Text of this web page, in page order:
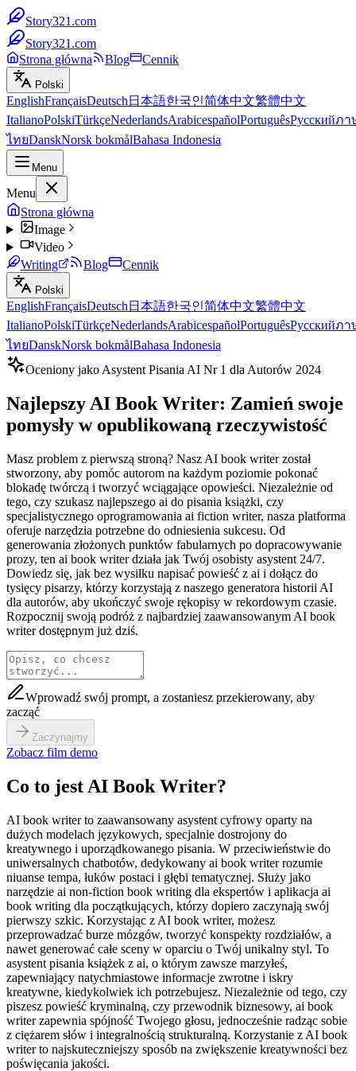
Story321.com
Story321.com
Strona główna
Blog Cennik
Polski
EnglishFrançaisDeutsch 日本語한국인简体中文繁體中文
ItalianoPolskiTürkçeNederlandsArabicespañolPortuguêsРусскийภา
ไทยDanskNorsk bokmålBahasa Indonesia
Menu
Menu
Strona główna
Image
Video
Writing
Blog Cennik
Polski
EnglishFrançaisDeutsch 日本語한국인简体中文繁體中文
ItalianoPolskiTürkçeNederlandsArabicespañolPortuguêsРусскийภา
ไทยDanskNorsk bokmålBahasa Indonesia
Oceniony jako Asystent Pisania AI Nr 1 dla Autorów 2024
Najlepszy AI Book Writer: Zamień swoje
pomysły w opublikowaną rzeczywistość
Masz problem z pierwszą stroną? Nasz AI book writer został
stworzony, aby pomóc autorom na każdym poziomie pokonać
blokadę twórczą i tworzyć wciągające opowieści. Niezależnie od
tego, czy szukasz najlepszego ai do pisania książki, czy
specjalistycznego oprogramowania ai fiction writer, nasza platforma
oferuje narzędzia potrzebne do odniesienia sukcesu. Od
generowania złożonych punktów fabularnych po dopracowywanie
prozy, ten ai book writer działa jak Twój osobisty asystent 24/7.
Dowiedz się, jak bez wysiłku napisać powieść z ai i dołącz do
tysięcy pisarzy, którzy korzystają z naszego generatora historii AI
dla autorów, aby ukończyć swoje rękopisy w rekordowym czasie.
Rozpocznij swoją podróż z najbardziej zaawansowanym AI book
writer dostępnym już dziś.
Wprowadź swój prompt, a zostaniesz przekierowany, aby
zacząć
Zaczynajmy
Zobacz film demo
Co to jest AI Book Writer?
AI book writer to zaawansowany asystent cyfrowy oparty na
dużych modelach językowych, specjalnie dostrojony do
kreatywnego i uporządkowanego pisania. W przeciwieństwie do
uniwersalnych chatbotów, dedykowany ai book writer rozumie
niuanse tempa, łuków postaci i głębi tematycznej. Służy jako
narzędzie ai non-fiction book writing dla ekspertów i aplikacja ai
book writing dla początkujących, którzy dopiero zaczynają swój
pierwszy szkic. Korzystając z AI book writer, możesz
przeprowadzać burze mózgów, tworzyć konspekty rozdziałów, a
nawet generować całe sceny w oparciu o Twój unikalny styl. To
asystent pisania książek z ai, o którym zawsze marzyłeś,
zapewniający natychmiastowe informacje zwrotne i iskry
kreatywne, kiedykolwiek ich potrzebujesz. Niezależnie od tego, czy
piszesz powieść kryminalną, czy przewodnik biznesowy, ai book
writer zapewnia spójność Twojego głosu, jednocześnie radząc sobie
z ciężarem słów i integralnością strukturalną. Korzystanie z AI book
writer to najskuteczniejszy sposób na zwiększenie kreatywności bez
poświęcania jakości.